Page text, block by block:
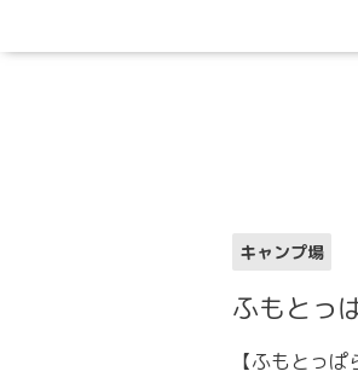
キャンプ場
ふもとっ
【ふもとっ